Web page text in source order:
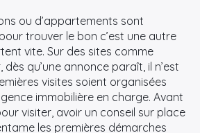
ou d’appartements sont
trouver le bon c’est une autre
vite. Sur des sites comme
dès qu’une annonce paraît, il n’est
visites soient organisées
immobilière en charge. Avant
visiter, avoir un conseil sur place
les premières démarches